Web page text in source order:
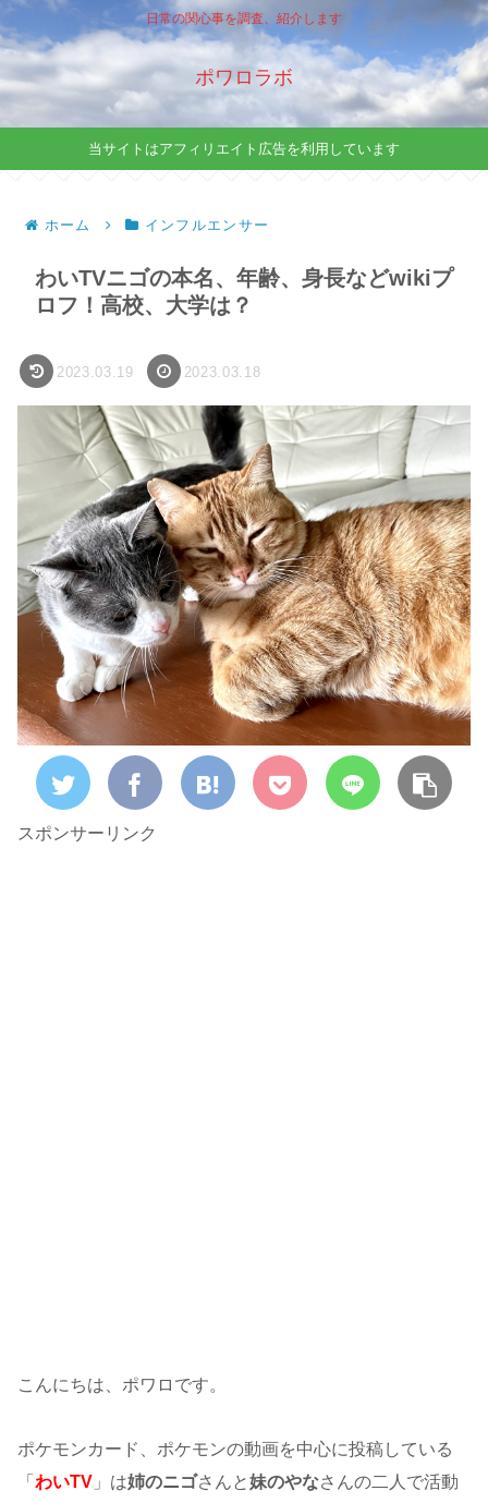
日常の関心事を調査、紹介します
ポワロラボ
当サイトはアフィリエイト広告を利用しています
ホーム インフルエンサー
わいTVニゴの本名、年齢、身長などwikiプ
ロフ！高校、大学は？
2023.03.19 2023.03.18
スポンサーリンク
こんにちは、ポワロです。
ポケモンカード、ポケモンの動画を中心に投稿している
「 わいTV 」は姉のニゴさんと妹のやなさんの二人で活動